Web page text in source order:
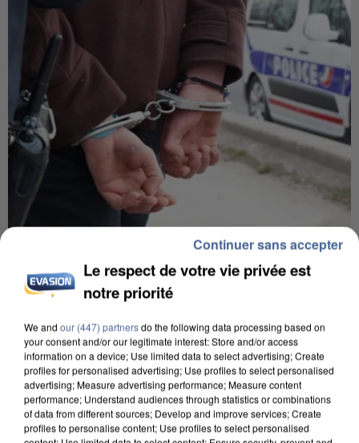
Un second cadre de la DZ Mafia interpellé en
Algérie
quelques jours plus tôt.
Le respect de votre vie privée est
notre priorité
We and our (447) partnersdo the following data processing based on
your consent and/or our legitimate interest: Store and/or access
information on a device; Use limited data to select advertising; Create
profiles for personalised advertising; Use profiles to select personalised
advertising; Measure advertising performance; Measure content
performance; Understand audiences through statistics or combinations
of data from different sources; Develop and improve services; Create
profiles to personalise content; Use profiles to select personalised
Continuer sans accepter